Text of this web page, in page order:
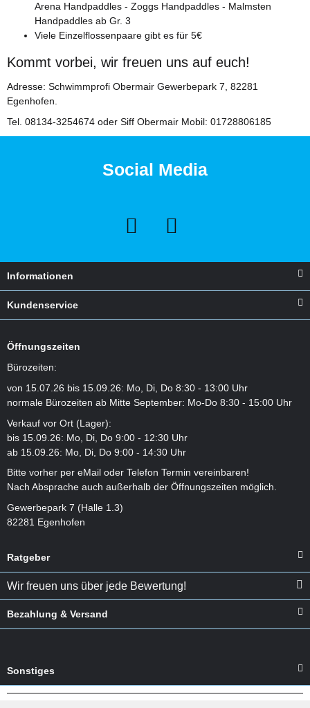
Arena Handpaddles - Zoggs Handpaddles - Malmsten
Handpaddles ab Gr. 3
Viele Einzelflossenpaare gibt es für 5€
Kommt vorbei, wir freuen uns auf euch!
Adresse: Schwimmprofi Obermair Gewerbepark 7, 82281
Egenhofen.
Tel. 08134-3254674 oder Siff Obermair Mobil: 01728806185
Social Media
Informationen
Kundenservice
Öffnungszeiten
Bürozeiten:
von 15.07.26 bis 15.09.26: Mo, Di, Do 8:30 - 13:00 Uhr
normale Bürozeiten ab Mitte September: Mo-Do 8:30 - 15:00 Uhr
Verkauf vor Ort (Lager):
bis 15.09.26: Mo, Di, Do 9:00 - 12:30 Uhr
ab 15.09.26: Mo, Di, Do 9:00 - 14:30 Uhr
Bitte vorher per eMail oder Telefon Termin vereinbaren!
Nach Absprache auch außerhalb der Öffnungszeiten möglich.
Gewerbepark 7 (Halle 1.3)
82281 Egenhofen
Ratgeber
Wir freuen uns über jede Bewertung!
Bezahlung & Versand
Sonstiges